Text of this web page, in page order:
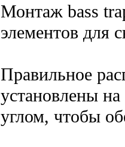
Монтаж bass
элементов для
Правильное
установлены
углом, чтобы